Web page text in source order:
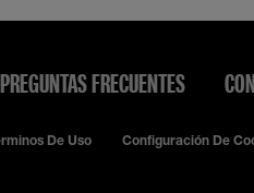
PREGUNTAS FRECUENTES
De Uso Configuración De